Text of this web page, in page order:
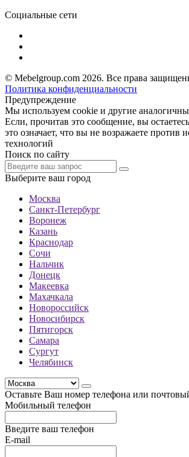
Социальные сети
© Mebelgroup.com 2026. Все права
Политика конфиденциальности
Предупреждение
Мы используем cookie и другие
Если, прочитав это сообщение, вы
это означает, что вы не возражаете против
технологий
Поиск по сайту
Выберите ваш город
Москва
Санкт-Петербург
Воронеж
Казань
Краснодар
Сочи
Нальчик
Донецк
Макеевка
Махачкала
Новороссийск
Новосибирск
Пятигорск
Самара
Сургут
Челябинск
Оставьте Ваш номер телефона или
Мобильный телефон
Введите ваш телефон
E-mail